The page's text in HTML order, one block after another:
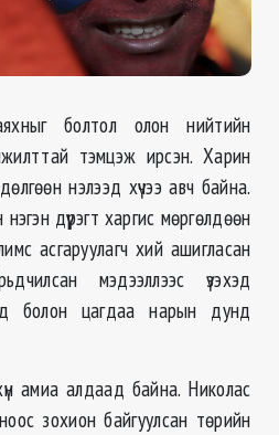
болтол олон нийтийн
тэмцэж ирсэн. Харин
нэлээд хүчээ авч байна.
дүүрэгт харгис мөргөлдөөн
асгаруулагч хий ашигласан
мэдээллээс үзэхэд
болон цагдаа нарын дунд
амиа алдаад байна. Николас
зохион байгуулсан төрийн